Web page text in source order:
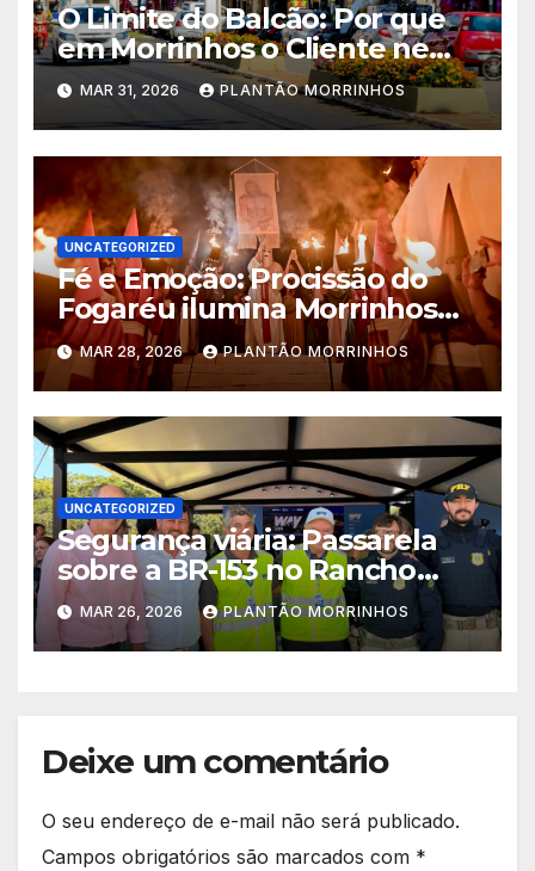
O Limite do Balcão: Por que
em Morrinhos o Cliente nem
Sempre tem Razão
MAR 31, 2026 PLANTÃO MORRINHOS
UNCATEGORIZED
Fé e Emoção: Procissão do
Fogaréu ilumina Morrinhos
no dia 30
MAR 28, 2026 PLANTÃO MORRINHOS
UNCATEGORIZED
Segurança viária: Passarela
sobre a BR-153 no Rancho
Alegre sairá do papel em 100
dias
MAR 26, 2026 PLANTÃO MORRINHOS
Deixe um comentário
O seu endereço de e-mail não será publicado.
Campos obrigatórios são marcados com *